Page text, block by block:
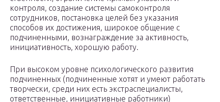
контроля, создание системы самоконтроля
сотрудников, постановка целей без указа­ния
способов их достижения, широкое общение с
подчиненными, вознаграждение за активность,
инициативность, хорошую работу.
При высоком уровне психологического разви­тия
подчиненных (подчиненные хотят и умеют работать
твор­чески, среди них есть экстраспециалисты,
ответственные, ини­циативные работники)